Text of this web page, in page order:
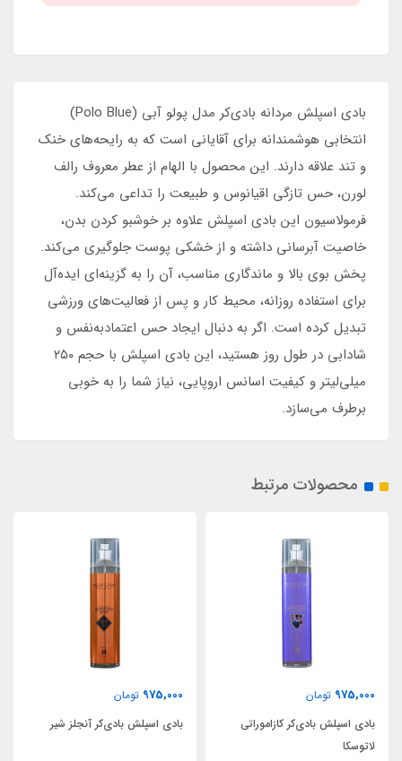
بادی اسپلش مردانه بادی‌کر مدل پولو آبی (Polo Blue)
انتخابی هوشمندانه برای آقایانی است که به رایحه‌های خنک
و تند علاقه دارند. این محصول با الهام از عطر معروف رالف
لورن، حس تازگی اقیانوس و طبیعت را تداعی می‌کند.
فرمولاسیون این بادی اسپلش علاوه بر خوشبو کردن بدن،
خاصیت آبرسانی داشته و از خشکی پوست جلوگیری می‌کند.
پخش بوی بالا و ماندگاری مناسب، آن را به گزینه‌ای ایده‌آل
برای استفاده روزانه، محیط کار و پس از فعالیت‌های ورزشی
تبدیل کرده است. اگر به دنبال ایجاد حس اعتمادبه‌نفس و
شادابی در طول روز هستید، این بادی اسپلش با حجم ۲۵۰
میلی‌لیتر و کیفیت اسانس اروپایی، نیاز شما را به خوبی
برطرف می‌سازد.
محصولات مرتبط
975,000
بادی اسپلش بادی‌کر آنجلز شیر
975,000
بادی اسپلش مردانه بادی‌کر اسد